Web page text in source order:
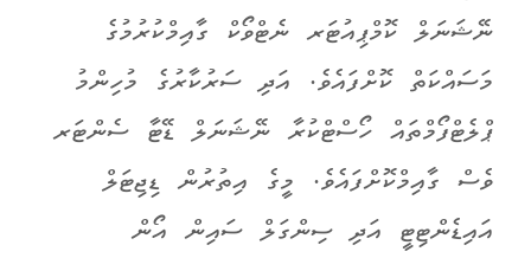
ނޭޝަނަލް ކޮމްޕިއުޓަރ ނެޓްވޯކް ގާއިމްކުރުމުގެ
މަސައްކަތް ކޮށްފައެވެ. އަދި ސަރުކާރުގެ މުހިންމު
ޕްލެޓްފޯމްތައް ހޯސްޓްކުރާ ނޭޝަނަލް ޑޭޓާ ސެންޓަރ
ވެސް ގާއިމްކޮށްފައެވެ. މީގެ އިތުރުން ޑިޖިޓަލް
އައިޑެންޓިޓީ އަދި ސިންގަލް ސައިން އޯން